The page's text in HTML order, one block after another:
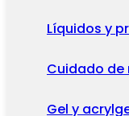
Líquidos y
Cuidado de
Gel y